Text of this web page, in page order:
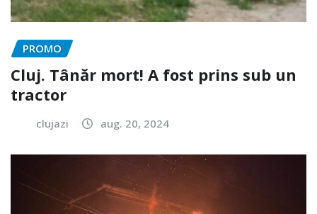
PROMO
Cluj. Tânăr mort! A fost prins sub un
tractor
clujazi aug. 20, 2024